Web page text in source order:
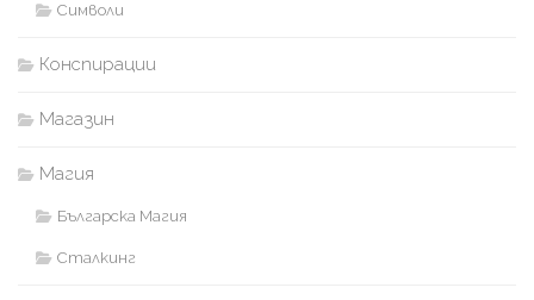
Символи
Конспирации
Магазин
Магия
Българска Магия
Сталкинг